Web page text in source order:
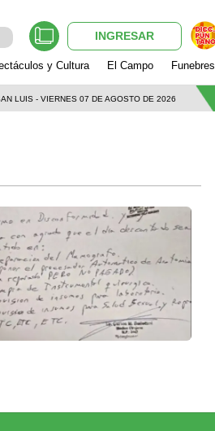
INGRESAR
y Cultura El Campo Funebres
LUIS - VIERNES 07 DE AGOSTO DE 2026